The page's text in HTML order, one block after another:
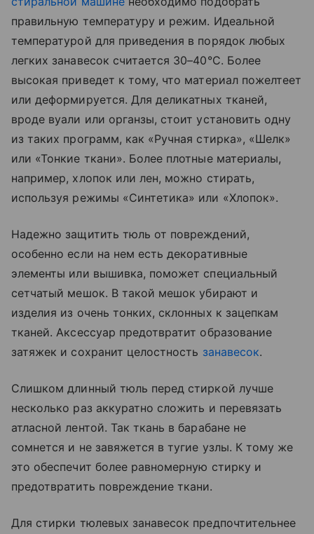
правильную температуру и режим. Идеальной
температурой для приведения в порядок любых
легких занавесок считается 30–40°C. Более
высокая приведет к тому, что материал пожелтеет
или деформируется. Для деликатных тканей,
вроде вуали или органзы, стоит установить одну
из таких программ, как «‎Ручная стирка», «‎Шелк»
или «‎Тонкие ткани». Более плотные материалы,
например, хлопок или лен, можно стирать,
используя режимы «‎Синтетика» или «‎Хлопок».
Надежно защитить тюль от повреждений,
особенно если на нем есть декоративные
элементы или вышивка, поможет специальный
сетчатый мешок. В такой мешок убирают и
изделия из очень тонких, склонных к зацепкам
тканей. Аксессуар предотвратит образование
затяжек и сохранит целостность занавесок.
Слишком длинный тюль перед стиркой лучше
несколько раз аккуратно сложить и перевязать
атласной лентой. Так ткань в барабане не
сомнется и не завяжется в тугие узлы. К тому же
это обеспечит более равномерную стирку и
предотвратить повреждение ткани.
Для стирки тюлевых занавесок предпочтительнее